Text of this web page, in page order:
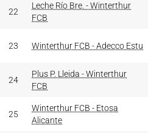
22
Leche Río Bre. - Winterthur
FCB
23 Winterthur FCB - Adecco Estu
24
Plus P. Lleida - Winterthur
FCB
25
Winterthur FCB - Etosa
Alicante